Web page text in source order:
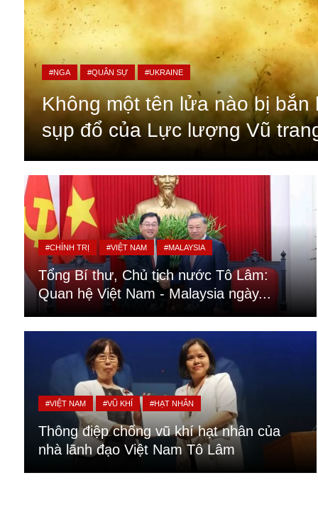
An ninh
Anh
Australia
Amazon
Army Games
Angela Merkel
Aeroflot
Argentina
Azovstal
#NGA #QUÂN SỰ #UKRAINE
Không một tên lửa nào bị
sụp đổ của Lực lượng Vũ
#CHÍNH TRỊ #VIỆT NAM #MALAYSIA
Tổng Bí thư, Chủ tịch nước Tô Lâm:
Quan hệ Việt Nam - Malaysia ngày...
#VIỆT NAM #VŨ KHÍ #HẠT NHÂN
Thông điệp chống vũ khí hạt nhân của
nhà lãnh đạo Việt Nam Tô Lâm